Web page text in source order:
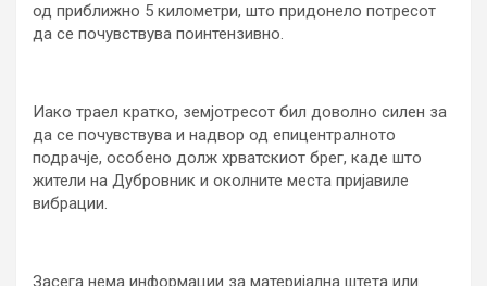
од приближно 5 километри, што придонело потресот
да се почувствува поинтензивно.
Иако траел кратко, земјотресот бил доволно силен за
да се почувствува и надвор од епицентралното
подрачје, особено долж хрватскиот брег, каде што
жители на Дубровник и околните места пријавиле
вибрации.
Засега нема информации за материјална штета или